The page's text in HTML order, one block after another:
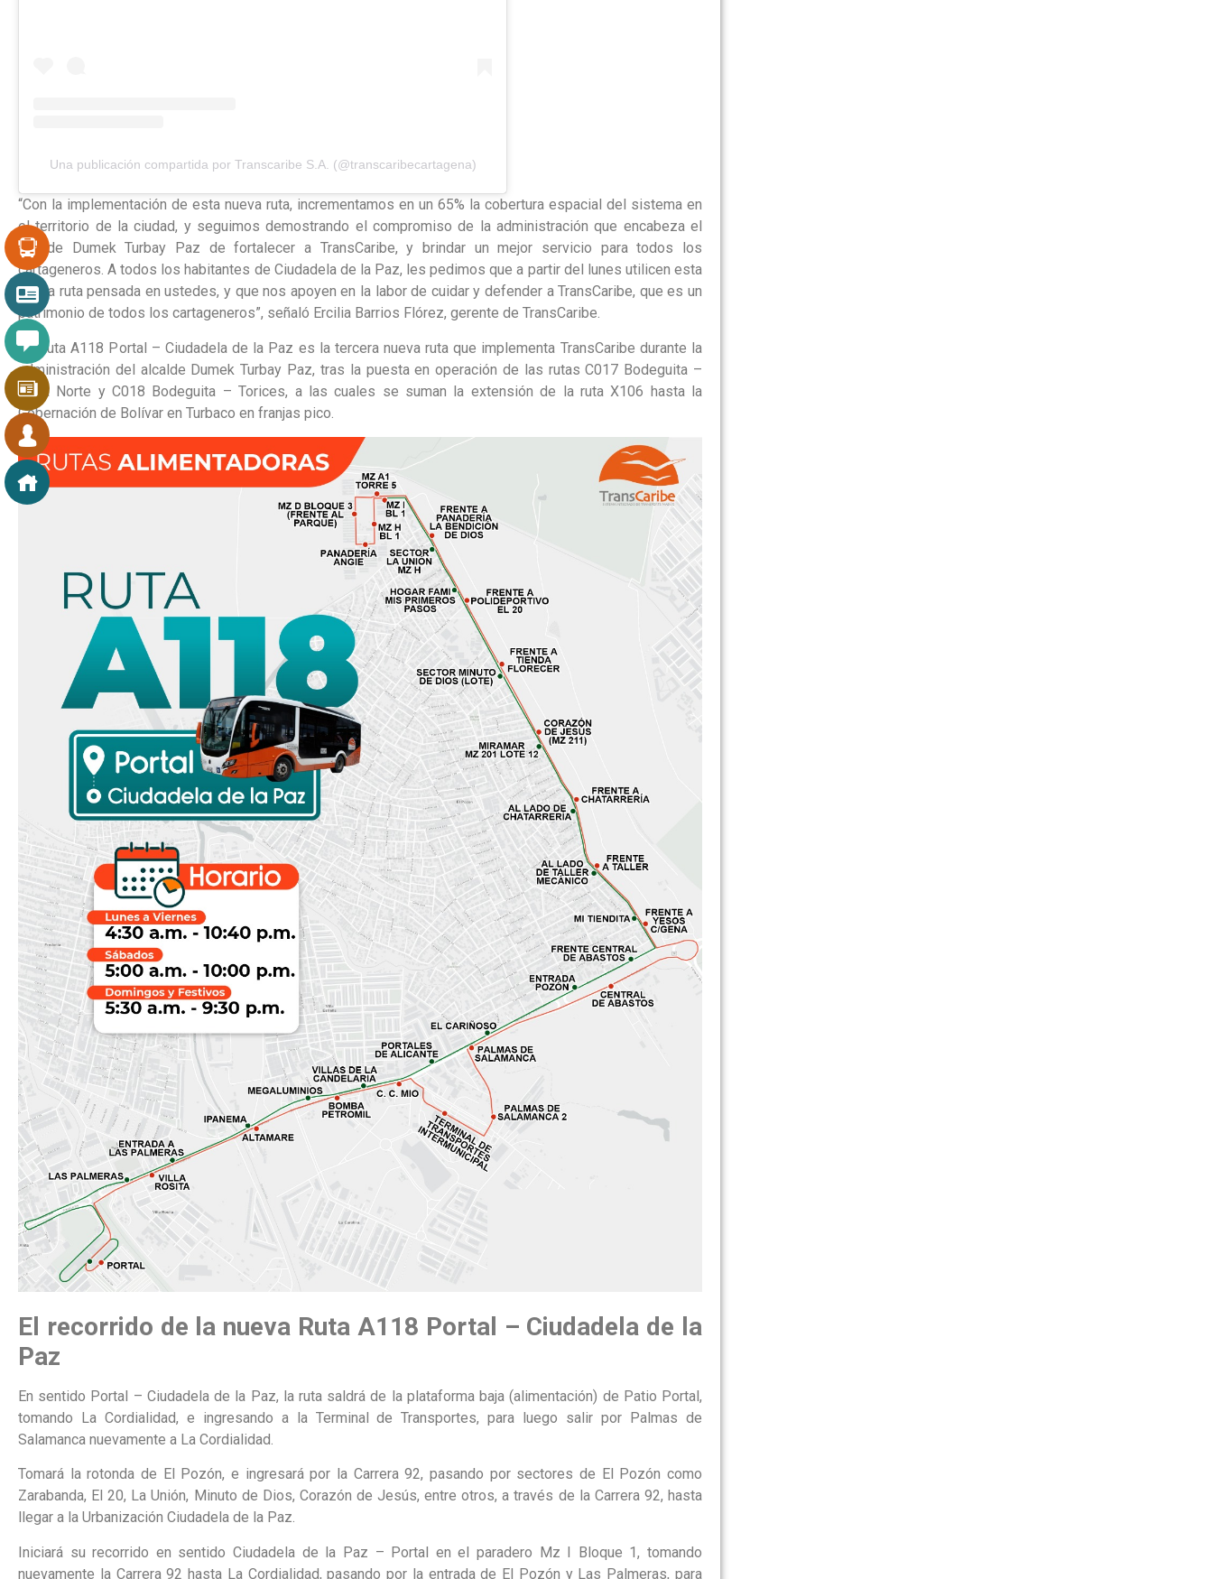
Una publicación compartida por Transcaribe S.A. (@transcaribecartagena)
“Con la implementación de esta nueva ruta, incrementamos en un 65% la cobertura espacial del sistema en
el territorio de la ciudad, y seguimos demostrando el compromiso de la administración que encabeza el
alcalde Dumek Turbay Paz de fortalecer a TransCaribe, y brindar un mejor servicio para todos los
cartageneros. A todos los habitantes de Ciudadela de la Paz, les pedimos que a partir del lunes utilicen esta
nueva ruta pensada en ustedes, y que nos apoyen en la labor de cuidar y defender a TransCaribe, que es un
patrimonio de todos los cartageneros”, señaló Ercilia Barrios Flórez, gerente de TransCaribe.
La Ruta A118 Portal – Ciudadela de la Paz es la tercera nueva ruta que implementa TransCaribe durante la
administración del alcalde Dumek Turbay Paz, tras la puesta en operación de las rutas C017 Bodeguita –
Zona Norte y C018 Bodeguita – Torices, a las cuales se suman la extensión de la ruta X106 hasta la
Gobernación de Bolívar en Turbaco en franjas pico.
El recorrido de la nueva Ruta A118 Portal – Ciudadela de la
Paz
En sentido Portal – Ciudadela de la Paz, la ruta saldrá de la plataforma baja (alimentación) de Patio Portal,
tomando La Cordialidad, e ingresando a la Terminal de Transportes, para luego salir por Palmas de
Salamanca nuevamente a La Cordialidad.
Tomará la rotonda de El Pozón, e ingresará por la Carrera 92, pasando por sectores de El Pozón como
Zarabanda, El 20, La Unión, Minuto de Dios, Corazón de Jesús, entre otros, a través de la Carrera 92, hasta
llegar a la Urbanización Ciudadela de la Paz.
Iniciará su recorrido en sentido Ciudadela de la Paz – Portal en el paradero Mz I Bloque 1, tomando
nuevamente la Carrera 92 hasta La Cordialidad, pasando por la entrada de El Pozón y Las Palmeras, para